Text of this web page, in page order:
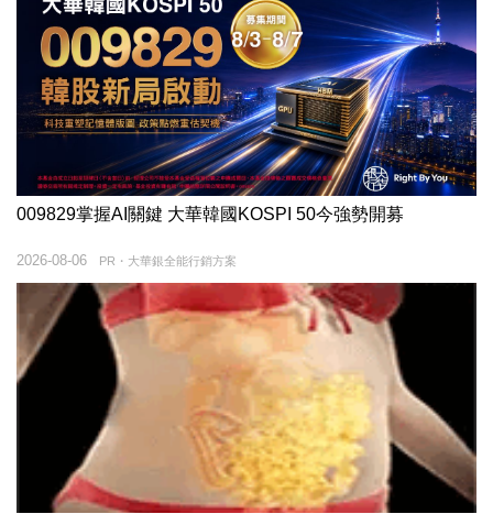
009829掌握AI關鍵 大華韓國KOSPI 50今強勢開募
PR・大華銀全能行銷方案
2026-08-06